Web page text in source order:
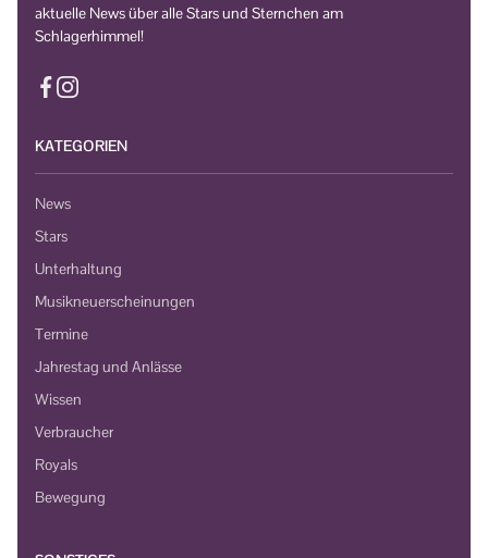
aktuelle News über alle Stars und Sternchen am
Schlagerhimmel!
KATEGORIEN
News
Stars
Unterhaltung
Musikneuerscheinungen
Termine
Jahrestag und Anlässe
Wissen
Verbraucher
Royals
Bewegung